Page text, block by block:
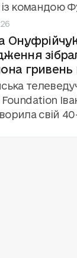
командою
та
А ще —
для 112
Foundation
свій